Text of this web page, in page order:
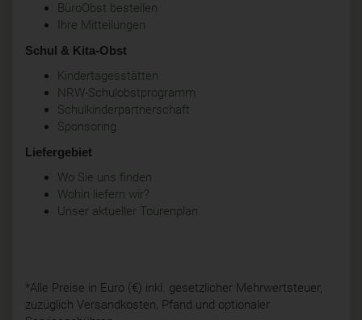
BüroObst bestellen
Ihre Mitteilungen
Schul & Kita-Obst
Kindertagesstätten
NRW-Schulobstprogramm
Schulkinderpartnerschaft
Sponsoring
Liefergebiet
Wo Sie uns finden
Wohin liefern wir?
Unser aktueller Tourenplan
*Alle Preise in Euro (€) inkl. gesetzlicher Mehrwertsteuer,
zuzüglich Versandkosten, Pfand und optionaler